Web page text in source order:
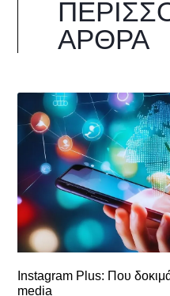
ΆΡΘΡΑ
Instagram Plus: Που
media